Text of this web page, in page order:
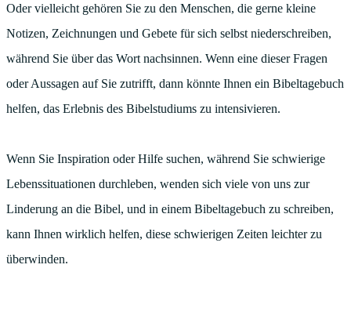
Oder vielleicht gehören Sie zu den Menschen, die gerne kleine
Notizen, Zeichnungen und Gebete für sich selbst niederschreiben,
während Sie über das Wort nachsinnen. Wenn eine dieser Fragen
oder Aussagen auf Sie zutrifft, dann könnte Ihnen ein Bibeltagebuch
helfen, das Erlebnis des Bibelstudiums zu intensivieren.
Wenn Sie Inspiration oder Hilfe suchen, während Sie schwierige
Lebenssituationen durchleben, wenden sich viele von uns zur
Linderung an die Bibel, und in einem Bibeltagebuch zu schreiben,
kann Ihnen wirklich helfen, diese schwierigen Zeiten leichter zu
überwinden.